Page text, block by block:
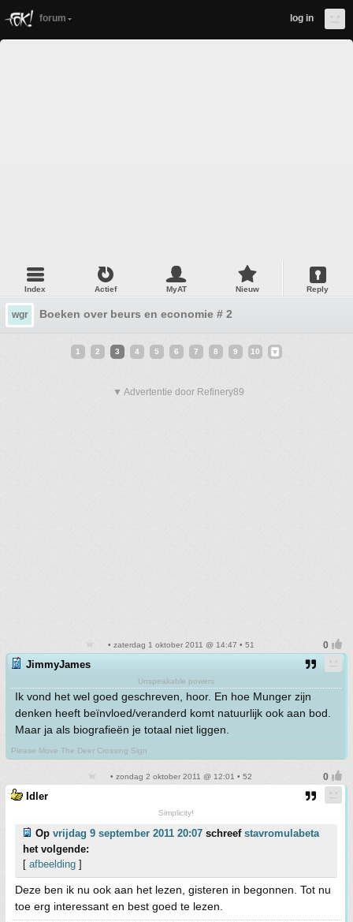
forum log in
Index Actief MyAT Nieuw Reply
wgr Boeken over beurs en economie # 2
1 2 3 4 5 6 7 8 9 10
▼ Advertentie door Refinery89
• zaterdag 1 oktober 2011 @ 14:47 • 51
JimmyJames
Unspeakable powers
Ik vond het wel goed geschreven, hoor. En hoe Munger zijn
denken heeft beïnvloed/veranderd komt natuurlijk ook aan bod.
Maar ja als biografieën je totaal niet liggen.
Please Move The Deer Crossing Sign
• zondag 2 oktober 2011 @ 12:01 • 52
Idler
Simplicity!
Op vrijdag 9 september 2011 20:07 schreef stavromulabeta
het volgende:
[ afbeelding ]
Deze ben ik nu ook aan het lezen, gisteren in begonnen. Tot nu
toe erg interessant en best goed te lezen.